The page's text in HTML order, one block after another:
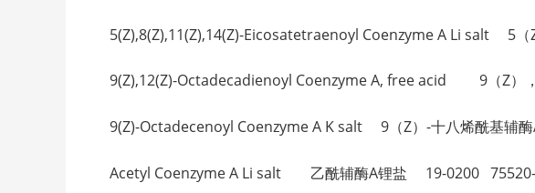
5(Z),8(Z),11(Z),14(Z)-Eicosatetraenoyl Coenzyme A Li salt 5
9(Z),12(Z)-Octadecadienoyl Coenzyme A, free acid 9（Z）
9(Z)-Octadecenoyl Coenzyme A K salt 9（Z）-十八烯酰基辅
Acetyl Coenzyme A Li salt 乙酰辅酶A锂盐 19-0200 75520-